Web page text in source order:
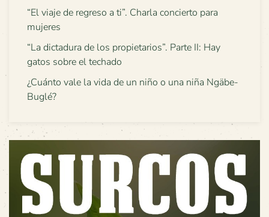
“El viaje de regreso a ti”. Charla concierto para
mujeres
“La dictadura de los propietarios”. Parte II: Hay
gatos sobre el techado
¿Cuánto vale la vida de un niño o una niña Ngäbe-
Buglé?